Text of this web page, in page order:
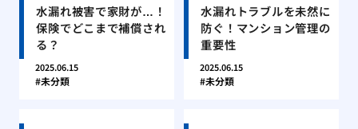
水漏れ被害で家財が…！
保険でどこまで補償され
る？
2025.06.15
未分類
水漏れトラブルを未然に
防ぐ！マンション管理の
重要性
2025.06.15
未分類